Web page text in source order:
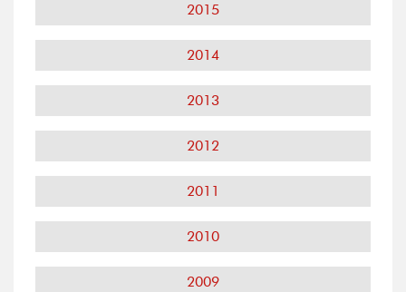
2015
2014
2013
2012
2011
2010
2009